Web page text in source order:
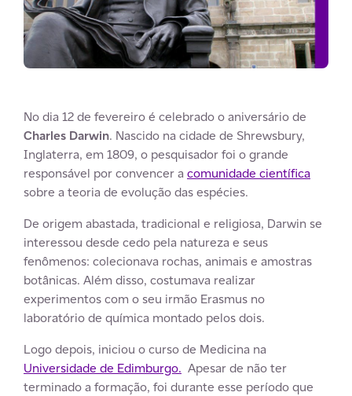
No dia 12 de fevereiro é celebrado o aniversário de
Charles Darwin. Nascido na cidade de Shrewsbury,
Inglaterra, em 1809, o pesquisador foi o grande
responsável por convencer a comunidade científica
sobre a teoria de evolução das espécies.
De origem abastada, tradicional e religiosa, Darwin se
interessou desde cedo pela natureza e seus
fenômenos: colecionava rochas, animais e amostras
botânicas. Além disso, costumava realizar
experimentos com o seu irmão Erasmus no
laboratório de química montado pelos dois.
Logo depois, iniciou o curso de Medicina na
Universidade de Edimburgo. Apesar de não ter
terminado a formação, foi durante esse período que